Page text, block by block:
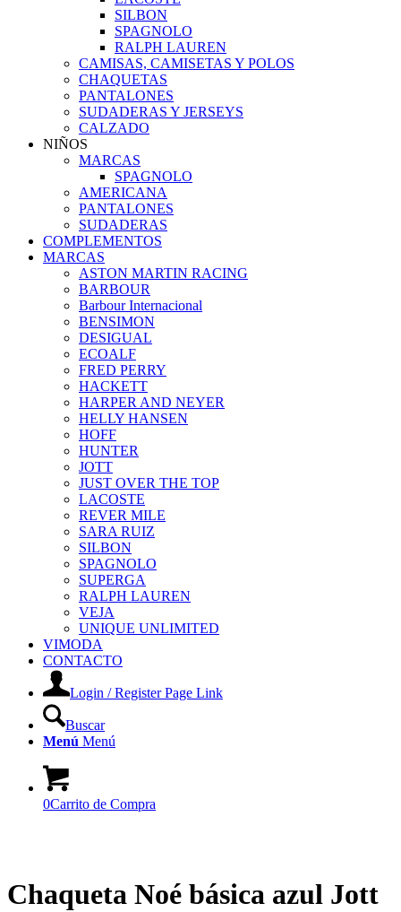
SILBON
SPAGNOLO
RALPH LAUREN
CAMISAS, CAMISETAS Y POLOS
CHAQUETAS
PANTALONES
SUDADERAS Y JERSEYS
CALZADO
NIÑOS
MARCAS
SPAGNOLO
AMERICANA
PANTALONES
SUDADERAS
COMPLEMENTOS
MARCAS
ASTON MARTIN RACING
BARBOUR
Barbour Internacional
BENSIMON
DESIGUAL
ECOALF
FRED PERRY
HACKETT
HARPER AND NEYER
HELLY HANSEN
HOFF
HUNTER
JOTT
JUST OVER THE TOP
LACOSTE
REVER MILE
SARA RUIZ
SILBON
SPAGNOLO
SUPERGA
RALPH LAUREN
VEJA
UNIQUE UNLIMITED
VIMODA
CONTACTO
Login / Register Page Link
Buscar
Menú Menú
0Carrito de Compra
Chaqueta Noé básica azul Jott